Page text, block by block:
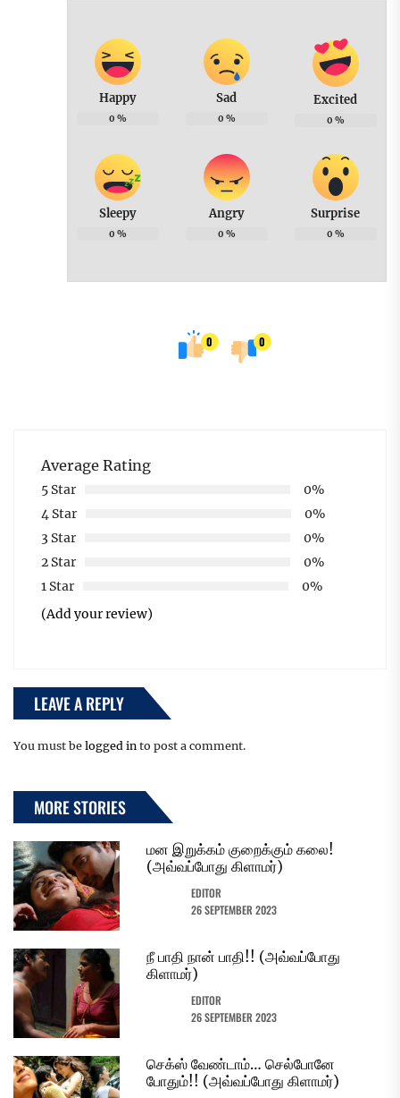
Happy
0 %
Sad
0 %
Excited
0 %
Sleepy
0 %
Angry
0 %
Surprise
0 %
0 0
Average Rating
5 Star
0%
4 Star
0%
3 Star
0%
2 Star
0%
1 Star
0%
(Add your review)
LEAVE A REPLY
You must be logged in to post a comment.
MORE STORIES
மன இறுக்கம் குறைக்கும் கலை!
(அவ்வப்போது கிளாமர்)
EDITOR
26 SEPTEMBER 2023
நீ பாதி நான் பாதி!! (அவ்வப்போது
கிளாமர்)
EDITOR
26 SEPTEMBER 2023
செக்ஸ் வேண்டாம்… செல்போனே
போதும்!! (அவ்வப்போது கிளாமர்)